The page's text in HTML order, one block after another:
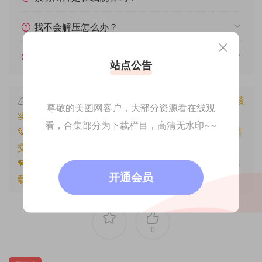
我不会解压怎么办？
本文资源仅供个人参考学习，请勿批量搬运，一经核
实将封禁账号权限！
💚本文资源均来源网友分享，若侵犯了您的权益可以提
交工单处理。
🧡原文链接：https://www.znjfg.com/3364.html
，转
载请注明出处。
0
站点公告
尊敬的美图网客户，大部分资源看在线观
看，合集部分为下载栏目，高清无水印~~
开通会员